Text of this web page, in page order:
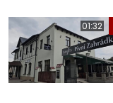
01:32